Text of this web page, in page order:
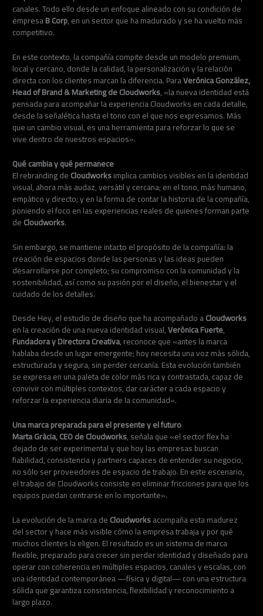
canales. Todo ello desde un enfoque alineado con su condición de
empresaB Corp, en un sector que ha madurado y se ha vuelto más
competitivo.
En este contexto, la compañía compite desde un modelo premium,
local y cercano, donde la calidad, la personalización y la relación
directa con los clientes marcan la diferencia. ParaVerónica González,
Head of Brand & Marketing de Cloudworks, «la nueva identidad está
pensada para acompañar la experiencia Cloudworks en cada detalle,
desde la señalética hasta el tono con el que nos expresamos. Más
que un cambio visual, es una herramienta para reforzar lo que se
vive dentro de nuestros espacios».
Qué cambia y qué permanece
El rebranding deCloudworksimplica cambios visibles en la identidad
visual, ahora más audaz, versátil y cercana; en el tono, más humano,
empático y directo; y en la forma de contar la historia de la compañía,
poniendo el foco en las experiencias reales de quienes forman parte
deCloudworks.
Sin embargo, se mantiene intacto el propósito de la compañía: la
creación de espacios donde las personas y las ideas pueden
desarrollarse por completo; su compromiso con la comunidad y la
sostenibilidad, así como su pasión por el diseño, el bienestar y el
cuidado de los detalles.
Desde Hey, el estudio de diseño que ha acompañado aCloudworks
en la creación de una nueva identidad visual,Verònica Fuerte,
Fundadora y Directora Creativa, reconoce que «antes la marca
hablaba desde un lugar emergente; hoy necesita una voz más sólida,
estructurada y segura, sin perder cercanía. Esta evolución también
se expresa en una paleta de color más rica y contrastada, capaz de
convivir con múltiples contextos, dar carácter a cada espacio y
reforzar la experiencia diaria de la comunidad».
Una marca preparada para el presente y el futuro
Marta Gràcia, CEO de Cloudworks, señala que «el sector flex ha
dejado de ser experimental y que hoy las empresas buscan
fiabilidad, consistencia y partners capaces de entender su negocio,
no sólo ser proveedores de espacio de trabajo. En este escenario,
el trabajo de Cloudworks consiste en eliminar fricciones para que los
equipos puedan centrarse en lo importante».
La evolución de la marca deCloudworksacompaña esta madurez
del sector y hace más visible cómo la empresa trabaja y por qué
muchos clientes la eligen. El resultado es un sistema de marca
flexible, preparado para crecer sin perder identidad y diseñado para
operar con coherencia en múltiples espacios, canales y escalas, con
una identidad contemporánea —física y digital— con una estructura
sólida que garantiza consistencia, flexibilidad y reconocimiento a
largo plazo.